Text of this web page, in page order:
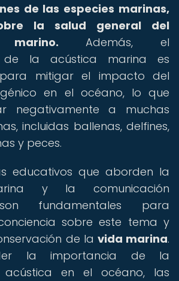
de las especies marinas,
la salud general del
marino. Además, el
de la acústica marina es
mitigar el impacto del
en el océano, lo que
negativamente a muchas
incluidas ballenas, delfines,
y peces.
educativos que aborden la
y la comunicación
fundamentales para
sobre este tema y
de la vida marina.
la importancia de la
acústica en el océano, las